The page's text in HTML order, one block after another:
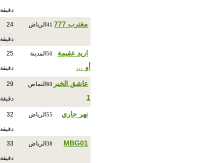
دقيقة
مغترب 777 41 الرياض 24
دقيقة
اريد عقيمة
أو …
50 المدينة 25
دقيقة
عاشق الخير
1
60 النماص 29
دقيقة
نهر جاري 55 الرياض 32
دقيقة
MBG01
38 الرياض 33
دقيقة